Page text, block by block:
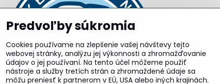
Predvoľby súkromia
Cookies používame na zlepšenie vašej návštevy tejto
webovej stránky, analýzu jej výkonnosti a zhromažďovanie
údajov o jej používaní. Na tento účel môžeme použiť
nástroje a služby tretích strán a zhromaždené údaje sa
môžu preniesť k partnerom v EÚ, USA alebo iných krajinách.